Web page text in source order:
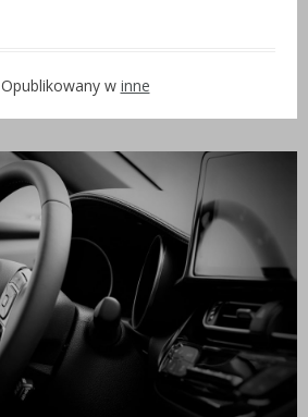
Opublikowany w inne